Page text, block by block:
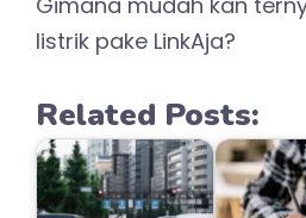
listrik pake LinkAja?
Related Posts: